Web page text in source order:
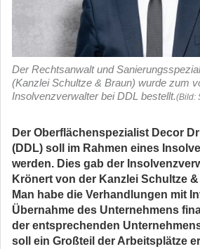
Der Rechtsanwalt und
(Kanzlei Schultze & Braun) wurde zum
Insolvenzverwalter bei DDL bestellt.(Bild:
Der Oberflächenspezialist Decor
(DDL) soll im Rahmen eines
werden. Dies gab der
Krönert von der Kanzlei Schultze
Man habe die Verhandlungen mit
Übernahme des Unternehmens
der entsprechenden
soll ein Großteil der Arbeitsplätze